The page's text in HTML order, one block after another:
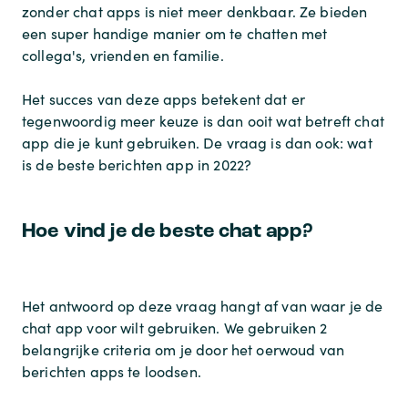
zonder chat apps is niet meer denkbaar. Ze bieden
een super handige manier om te chatten met
collega's, vrienden en familie.
Het succes van deze apps betekent dat er
tegenwoordig meer keuze is dan ooit wat betreft chat
app die je kunt gebruiken. De vraag is dan ook: wat
is de beste berichten app in 2022?
Hoe vind je de beste chat app?
Het antwoord op deze vraag hangt af van waar je de
chat app voor wilt gebruiken. We gebruiken 2
belangrijke criteria om je door het oerwoud van
berichten apps te loodsen.